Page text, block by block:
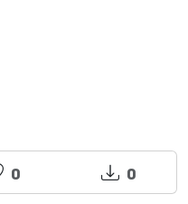
0 0